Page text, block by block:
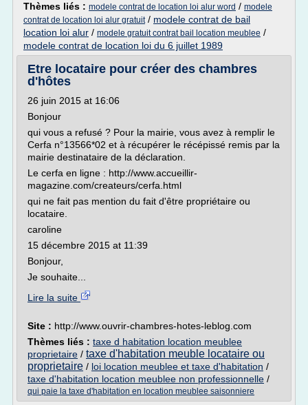
Thèmes liés : modele contrat de location loi alur word / modele
contrat de location loi alur gratuit/ modele contrat de bail
location loi alur / modele gratuit contrat bail location meublee /
modele contrat de location loi du 6 juillet 1989
Etre locataire pour créer des chambres
d'hôtes
26 juin 2015 at 16:06
Bonjour
qui vous a refusé ? Pour la mairie, vous avez à remplir le
Cerfa n°13566*02 et à récupérer le récépissé remis par la
mairie destinataire de la déclaration.
Le cerfa en ligne : http://www.accueillir-
magazine.com/createurs/cerfa.html
qui ne fait pas mention du fait d'être propriétaire ou
locataire.
caroline
15 décembre 2015 at 11:39
Bonjour,
Je souhaite...
Lire la suite
Site : http://www.ouvrir-chambres-hotes-leblog.com
Thèmes liés : taxe d habitation location meublee
proprietaire / taxe d'habitation meuble locataire ou
proprietaire / loi location meublee et taxe d'habitation /
taxe d'habitation location meublee non professionnelle /
qui paie la taxe d'habitation en location meublee saisonniere